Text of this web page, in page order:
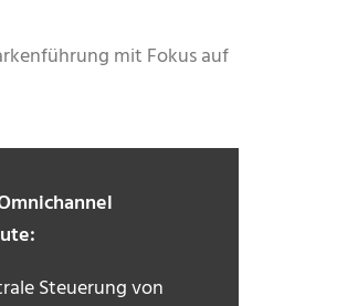
mit Fokus auf
Steuerung von